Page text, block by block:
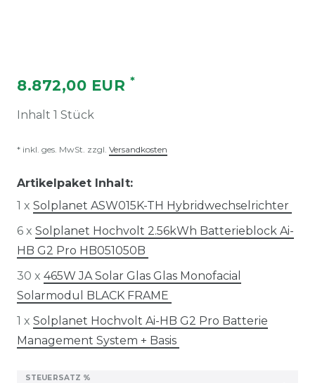
8.872,00 EUR *
Inhalt 1 Stück
* inkl. ges. MwSt. zzgl. Versandkosten
Artikelpaket Inhalt:
1 x Solplanet ASW015K-TH Hybridwechselrichter
6 x Solplanet Hochvolt 2.56kWh Batterieblock Ai-
HB G2 Pro HB051050B
30 x 465W JA Solar Glas Glas Monofacial
Solarmodul BLACK FRAME
1 x Solplanet Hochvolt Ai-HB G2 Pro Batterie
Management System + Basis
STEUERSATZ %